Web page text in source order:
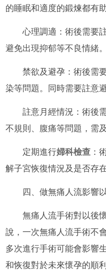
的睡眠和適度的鍛煉都有
心理調適：術後需要
避免出現抑郁等不良情緒。
禁欲及避孕：術後需
染等問題。同時需要註意
註意月經情況：術後
不規則、腹痛等問題，需
定期進行婦科檢查 ：
解子宮恢復情況及是否存
四、做無痛人流影響
無痛人流手術對以後
說，一次無痛人流手術不
多次進行手術可能會影響
和恢復對於未來懷孕的順